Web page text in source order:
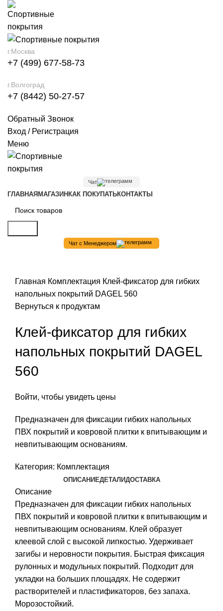
г.Москва
+7 (499) 677-58-73
г.Волгоград
+7 (8442) 50-27-57
Обратный Звонок
Вход / Регистрация
Меню
Чат
ГЛАВНАЯ МАГАЗИН КАК ПОКУПАТЬКОНТАКТЫ
Чат с Менеджером
Главная Комплектация Клей-фиксатор для гибких
напольных покрытий DAGEL 560
Вернуться к продуктам
Клей-фиксатор для гибких
напольных покрытий DAGEL
560
Войти, чтобы увидеть цены
Предназначен для фиксации гибких напольных
ПВХ покрытий и ковровой плитки к впитывающим и
невпитывающим основаниям.
Категория: Комплектация
ОПИСАНИЕДЕТАЛИДОСТАВКА
Описание
Предназначен для фиксации гибких напольных
ПВХ покрытий и ковровой плитки к впитывающим и
невпитывающим основаниям. Клей образует
клеевой слой с высокой липкостью. Удерживает
загибы и неровности покрытия. Быстрая фиксация
рулонных и модульных покрытий. Подходит для
укладки на больших площадях. Не содержит
растворителей и пластификаторов, без запаха.
Морозостойкий.